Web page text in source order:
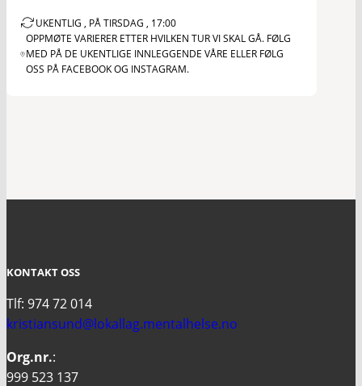
UKENTLIG , PÅ TIRSDAG , 17:00
OPPMØTE VARIERER ETTER HVILKEN TUR VI SKAL GÅ. FØLG
MED PÅ DE UKENTLIGE INNLEGGENDE VÅRE ELLER FØLG
OSS PÅ FACEBOOK OG INSTAGRAM.
KONTAKT OSS
Tlf: 974 72 014
kristiansund@lokallag.mentalhelse.no
Org.nr.:
999 523 137